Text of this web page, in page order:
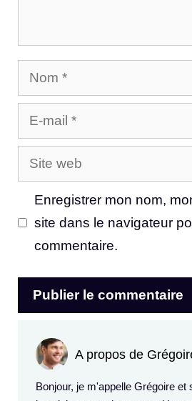
Nom
E-
mail
Site
web
Enregistrer mon nom,
site dans le navigateur
commentaire.
A propos de
Bonjour, je m'appelle Grégoire et